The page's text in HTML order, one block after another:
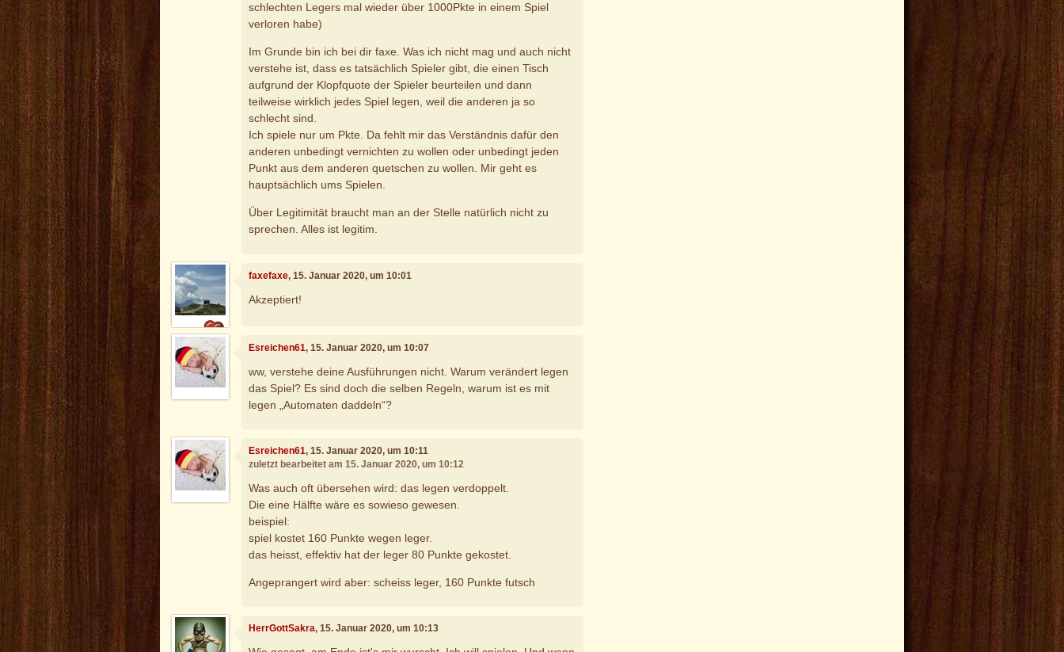
schlechten Legers mal wieder über 1000Pkte in einem Spiel
verloren habe)
Im Grunde bin ich bei dir faxe. Was ich nicht mag und auch nicht
verstehe ist, dass es tatsächlich Spieler gibt, die einen Tisch
aufgrund der Klopfquote der Spieler beurteilen und dann
teilweise wirklich jedes Spiel legen, weil die anderen ja so
schlecht sind.
Ich spiele nur um Pkte. Da fehlt mir das Verständnis dafür den
anderen unbedingt vernichten zu wollen oder unbedingt jeden
Punkt aus dem anderen quetschen zu wollen. Mir geht es
hauptsächlich ums Spielen.
Über Legitimität braucht man an der Stelle natürlich nicht zu
sprechen. Alles ist legitim.
faxefaxe, 15. Januar 2020, um 10:01
Akzeptiert!
Esreichen61, 15. Januar 2020, um 10:07
ww, verstehe deine Ausführungen nicht. Warum verändert legen
das Spiel? Es sind doch die selben Regeln, warum ist es mit
legen „Automaten daddeln“?
Esreichen61, 15. Januar 2020, um 10:11
zuletzt bearbeitet am 15. Januar 2020, um 10:12
Was auch oft übersehen wird: das legen verdoppelt.
Die eine Hälfte wäre es sowieso gewesen.
beispiel:
spiel kostet 160 Punkte wegen leger.
das heisst, effektiv hat der leger 80 Punkte gekostet.
Angeprangert wird aber: scheiss leger, 160 Punkte futsch
HerrGottSakra, 15. Januar 2020, um 10:13